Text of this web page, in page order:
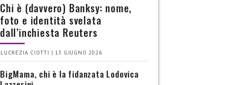
Chi è (davvero) Banksy: nome,
foto e identità svelata
dall’inchiesta Reuters
LUCREZIA CIOTTI | 13 GIUGNO 2026
BigMama, chi è la fidanzata Lodovica